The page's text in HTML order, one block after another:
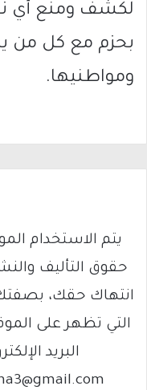
لكشف ومنع أي
بحزم مع كل من
ومواطنيها.
انتهاك حقك،
التي تظهر على
البريد